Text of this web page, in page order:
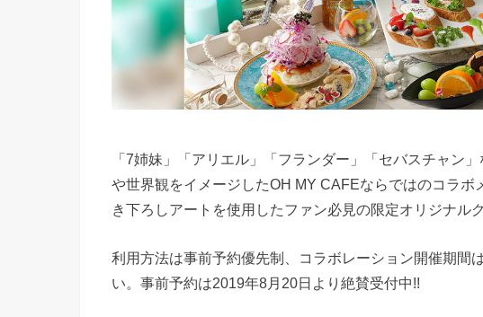
「7姉妹」「アリエル」「フランダー」「セバスチャン
や世界観をイメージしたOH MY CAFEならではのコラ
き下ろしアートを使用したファン必見の限定オリジナル
利用方法は事前予約優先制、コラボレーション開催期間
い。事前予約は2019年8月20日より絶賛受付中!!